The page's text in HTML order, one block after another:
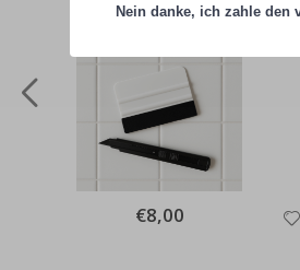
Special
Price
€8,00
Nein danke, ich zahle den